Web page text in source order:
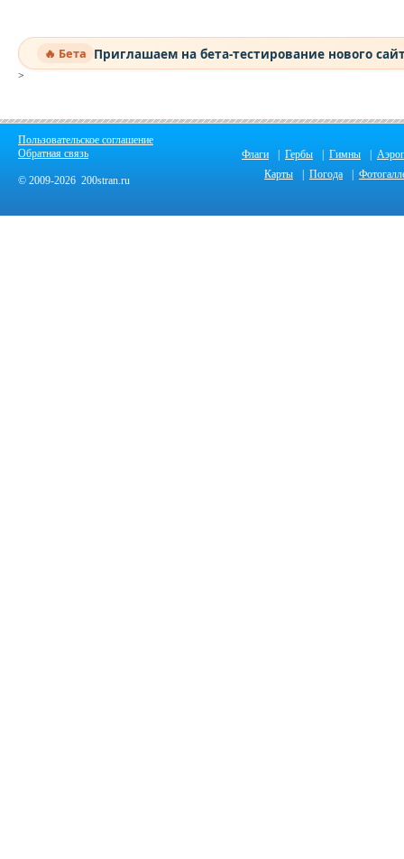
🔥 Бета Приглашаем на бета-тестирование нового
>
Пользовательское соглашение
Обратная связь
© 2009-2026 200stran.ru
Флаги Гербы Гимны
Карты
Погода